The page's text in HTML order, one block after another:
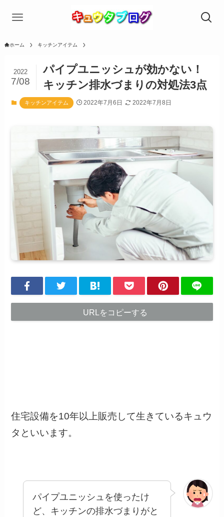
ホーム キッチンアイテム
パイプユニッシュが効かない！
キッチン排水づまりの対処法3点
2022
7/08
キッチンアイテム 2022年7月6日 2022年7月8日
URLをコピーする
住宅設備を10年以上販売して生きているキュウ
タといいます。
パイプユニッシュを使ったけ
ど、キッチンの排水づまりがと